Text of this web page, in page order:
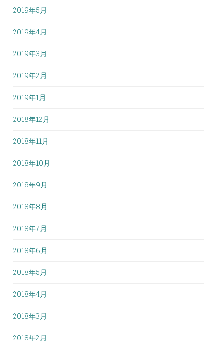
2019年5月
2019年4月
2019年3月
2019年2月
2019年1月
2018年12月
2018年11月
2018年10月
2018年9月
2018年8月
2018年7月
2018年6月
2018年5月
2018年4月
2018年3月
2018年2月